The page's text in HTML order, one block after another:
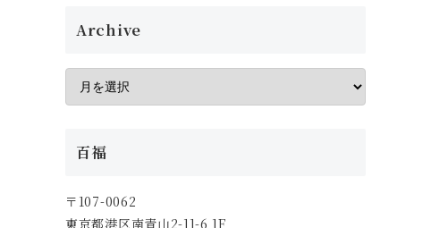
Archive
百福
〒107-0062
東京都港区南青山2-11-6 1F